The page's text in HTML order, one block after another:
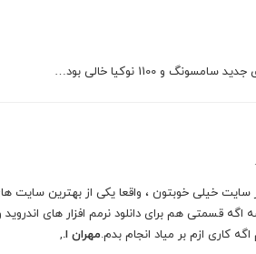
و 1100 نوکیا خالی بود…
خیلی خوبتون ، واقعا یکی از بهترین سایت
قسمتی هم برای دانلود نرمم افزار های اندروید و
کاری ازم بر میاد انجام بدم.مهران ا.,